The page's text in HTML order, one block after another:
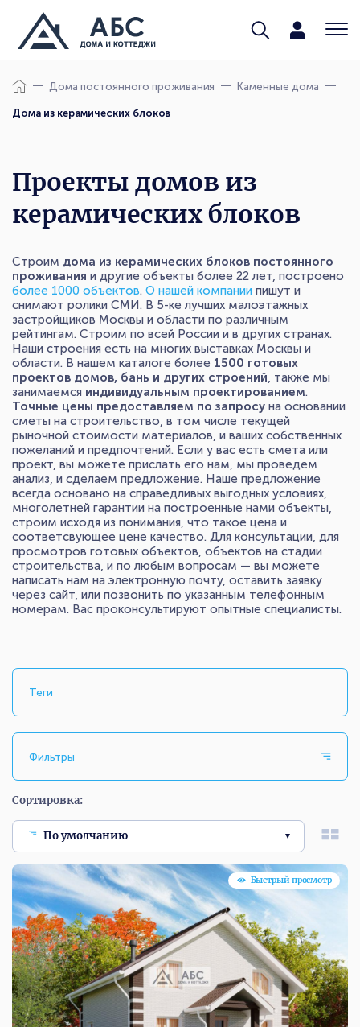
Дома постоянного проживания Каменные дома
Дома из керамических блоков
Проекты домов из
керамических блоков
Строим дома из керамических блоков постоянного
проживания и другие объекты более 22 лет, построено
более 1000 объектов. О нашей компании пишут и
снимают ролики СМИ. В 5-ке лучших малоэтажных
застройщиков Москвы и области по различным
рейтингам. Строим по всей России и в других странах.
Наши строения есть на многих выставках Москвы и
области. В нашем каталоге более 1500 готовых
проектов домов, бань и других строений, также мы
занимаемся индивидуальным проектированием.
Точные цены предоставляем по запросу на основании
сметы на строительство, в том числе текущей
рыночной стоимости материалов, и ваших собственных
пожеланий и предпочтений. Если у вас есть смета или
проект, вы можете прислать его нам, мы проведем
анализ, и сделаем предложение. Наше предложение
всегда основано на справедливых выгодных условиях,
многолетней гарантии на построенные нами объекты,
строим исходя из понимания, что такое цена и
соответсвующее цене качество. Для консультации, для
просмотров готовых объектов, объектов на стадии
строительства, и по любым вопросам — вы можете
написать нам на электронную почту, оставить заявку
через сайт, или позвонить по указанным телефонным
номерам. Вас проконсультируют опытные специалисты.
Теги
Фильтры
Сортировка:
По умолчанию
Быстрый просмотр